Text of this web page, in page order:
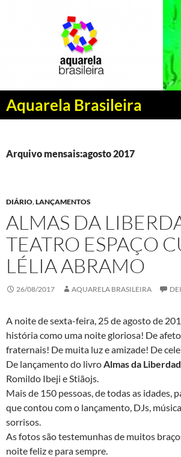
Aquarela Brasileira
Pesquisar
PULAR
CONTEÚDO
Arquivo mensais:agosto 2017
DIÁRIO,LANÇAMENTOS
ALMAS DA
TEATRO ESPAÇO
LÉLIA ABRAMO
26/08/2017 AQUARELA BRASILEIRA
A noite de sexta-feira, 25 de agosto de
história como uma noite gloriosa! De
fraternais! De muita luz e amizade! De
De lançamento do livroAlmas da
Romildo Ibeji e Stiãojs.
Mais de 150 pessoas, de todas as idades,
que contou com o lançamento, DJs,
sorrisos.
As fotos são testemunhas de muitos
noite feliz e para sempre.